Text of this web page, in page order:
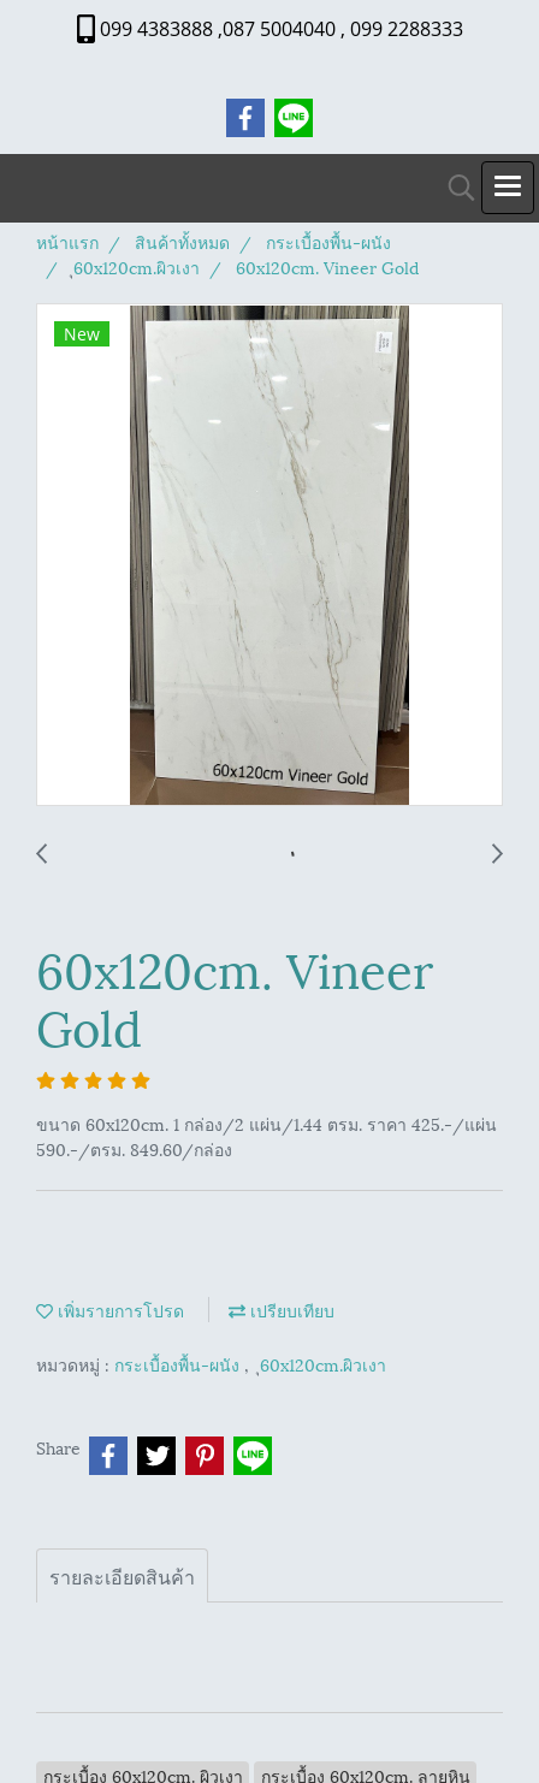
099 4383888 ,087 5004040 , 099 2288333
หน้าแรก สินค้าทั้งหมด
กระเบื้องพื้น-ผนัง
ุ60x120cm.ผิวเงา
60x120cm. Vineer Gold
New
60x120cm. Vineer
Gold
ขนาด 60x120cm. 1 กล่อง/2 แผ่น/1.44 ตรม. ราคา 425.-/แผ่น
590.-/ตรม. 849.60/กล่อง
เพิ่มรายการโปรด เปรียบเทียบ
หมวดหมู่ : กระเบื้องพื้น-ผนัง , ุ60x120cm.ผิวเงา
Share
รายละเอียดสินค้า
กระเบื้อง 60x120cm. ผิวเงา กระเบื้อง 60x120cm. ลายหิน